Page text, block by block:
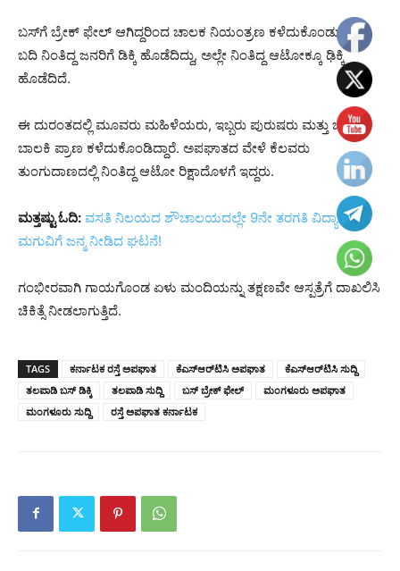
ಬಸ್‌ಗೆ ಬ್ರೇಕ್‌ ಫೇಲ್‌ ಆಗಿದ್ದರಿಂದ ಚಾಲಕ ನಿಯಂತ್ರಣ ಕಳೆದುಕೊಂಡು ರಸ್ತೆ
ಬದಿ ನಿಂತಿದ್ದ ಜನರಿಗೆ ಡಿಕ್ಕಿ ಹೊಡೆದಿದ್ದು, ಅಲ್ಲೇ ನಿಂತಿದ್ದ ಆಟೋಕ್ಕೂ ಢಿಕ್ಕಿ
ಹೊಡೆದಿದೆ.
ಈ ದುರಂತದಲ್ಲಿ ಮೂವರು ಮಹಿಳೆಯರು, ಇಬ್ಬರು ಪುರುಷರು ಮತ್ತು ಒಬ್ಬ
ಬಾಲಕಿ ಪ್ರಾಣ ಕಳೆದುಕೊಂಡಿದ್ದಾರೆ. ಅಪಘಾತದ ವೇಳೆ ಕೆಲವರು
ತುಂಗುದಾಣದಲ್ಲಿ ನಿಂತಿದ್ದ ಆಟೋ ರಿಕ್ಷಾದೊಳಗೆ ಇದ್ದರು.
ಮತ್ತಷ್ಟು ಓದಿ: ವಸತಿ ನಿಲಯದ ಶೌಚಾಲಯದಲ್ಲೇ 9ನೇ ತರಗತಿ ವಿದ್ಯಾರ್ಥಿನಿ
ಮಗುವಿಗೆ ಜನ್ಮ ನೀಡಿದ ಘಟನೆ!
ಗಂಭೀರವಾಗಿ ಗಾಯಗೊಂಡ ಏಳು ಮಂದಿಯನ್ನು ತಕ್ಷಣವೇ ಆಸ್ಪತ್ರೆಗೆ ದಾಖಲಿಸಿ
ಚಿಕಿತ್ಸೆ ನೀಡಲಾಗುತ್ತಿದೆ.
TAGS ಕರ್ನಾಟಕ ರಸ್ತೆ ಅಪಘಾತ ಕೆಎಸ್‌ಆರ್‌ಟಿಸಿ ಅಪಘಾತ
ಕೆಎಸ್‌ಆರ್‌ಟಿಸಿ ಸುದ್ದಿ
ತಲಪಾಡಿ ಬಸ್ ಡಿಕ್ಕಿ
ತಲಪಾಡಿ ಸುದ್ದಿ ಬಸ್ ಬ್ರೇಕ್ ಫೇಲ್
ಮಂಗಳೂರು ಅಪಘಾತ
ಮಂಗಳೂರು ಸುದ್ದಿ
ರಸ್ತೆ ಅಪಘಾತ ಕರ್ನಾಟಕ